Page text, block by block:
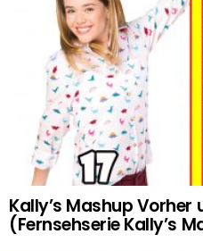
Kally’s Mashup Vorher
(Fernsehserie Kally’s